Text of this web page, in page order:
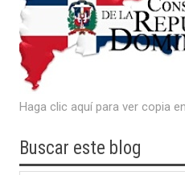
Haga clic aquí para ver copia
Buscar este blog